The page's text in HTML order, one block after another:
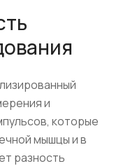
и
которые
мышцы и в
разность